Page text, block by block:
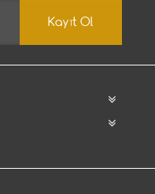
Kayıt Ol